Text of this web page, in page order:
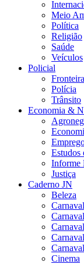
Meio
Política
Religião
Saúde
Veículos
Policial
Fronteira
Polícia
Trânsito
Economia &
Estudos
Informe
Justiça
Caderno JN
Beleza
Cinema